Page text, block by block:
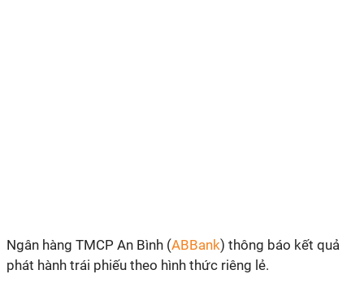
Ngân hàng TMCP An Bình (ABBank) thông báo kết quả
phát hành trái phiếu theo hình thức riêng lẻ.